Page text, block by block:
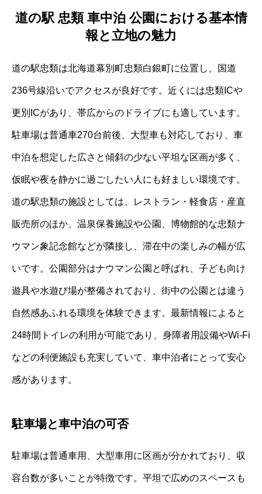
道の駅 忠類 車中泊 公園における基本情
報と立地の魅力
道の駅忠類は北海道幕別町忠類白銀町に位置し、国道
236号線沿いでアクセスが良好です。近くには忠類ICや
更別ICがあり、帯広からのドライブにも適しています。
駐車場は普通車270台前後、大型車も対応しており、車
中泊を想定した広さと傾斜の少ない平坦な区画が多く、
仮眠や夜を静かに過ごしたい人にも好ましい環境です。
道の駅忠類の施設としては、レストラン・軽食店・産直
販売所のほか、温泉保養施設や公園、博物館的な忠類ナ
ウマン象記念館などが隣接し、滞在中の楽しみの幅が広
いです。公園部分はナウマン公園と呼ばれ、子ども向け
遊具や水遊び場が整備されており、街中の公園とは違う
自然感あふれる環境を体験できます。最新情報によると
24時間トイレの利用が可能であり、身障者用設備やWi-Fi
などの利便施設も充実していて、車中泊者にとって安心
感があります。
駐車場と車中泊の可否
駐車場は普通車用、大型車用に区画が分かれており、収
容台数が多いことが特徴です。平坦で広めのスペースも